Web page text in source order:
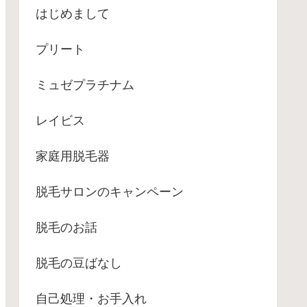
はじめまして
プリート
ミュゼプラチナム
レイビス
家庭用脱毛器
脱毛サロンのキャンペーン
脱毛のお話
脱毛の豆ばなし
自己処理・お手入れ